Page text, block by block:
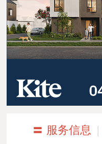
〓 服务信息 |